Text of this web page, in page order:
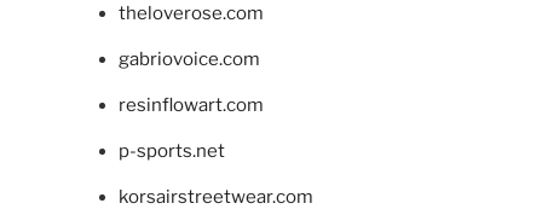
theloverose.com
gabriovoice.com
resinflowart.com
p-sports.net
korsairstreetwear.com